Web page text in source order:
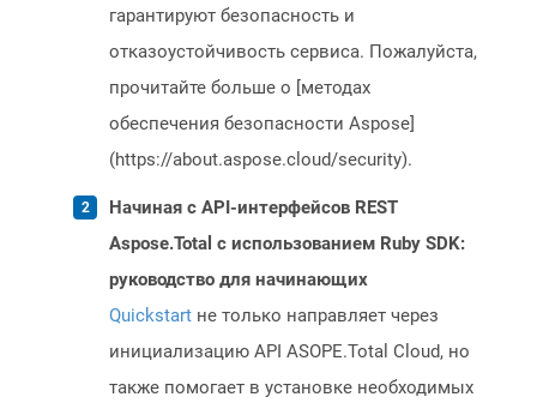
гарантируют безопасность и
отказоустойчивость сервиса. Пожалуйста,
прочитайте больше о [методах
обеспечения безопасности Aspose]
(https://about.aspose.cloud/security).
Начиная с API-интерфейсов REST
Aspose.Total с использованием Ruby SDK:
руководство для начинающих
Quickstart не только направляет через
инициализацию API ASOPE.Total Cloud, но
также помогает в установке необходимых